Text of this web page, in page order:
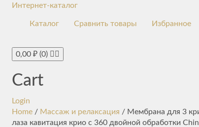
Интернет-каталог
Каталог Сравнить товары Избранное
0,00 ₽ (0)
Cart
Login
Home / Массаж и релаксация / Мембрана для 3
лаза кавитация крио с 360 двойной обработки